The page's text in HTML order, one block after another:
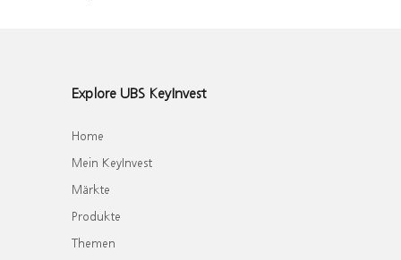
Explore UBS KeyInvest
Home
Mein KeyInvest
Märkte
Produkte
Themen